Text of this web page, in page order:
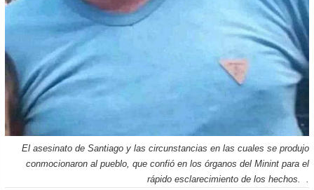
El asesinato de Santiago y las circunstancias en las cuales se produjo
conmocionaron al pueblo, que confió en los órganos del Minint para el
rápido esclarecimiento de los hechos. .